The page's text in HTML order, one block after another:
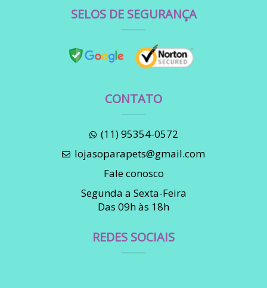
SELOS DE SEGURANÇA
CONTATO
(11) 95354-0572
lojasoparapets@gmail.com
Fale conosco
Segunda a Sexta-Feira
Das 09h às 18h
REDES SOCIAIS